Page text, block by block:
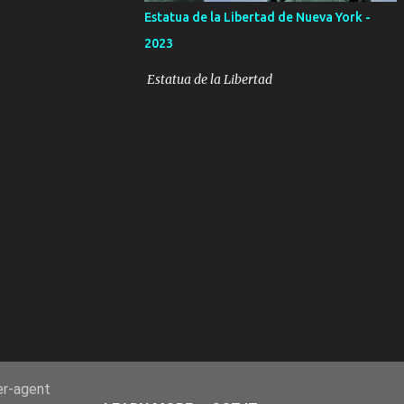
Estatua de la Libertad de Nueva York -
2023
Estatua de la Libertad
agent